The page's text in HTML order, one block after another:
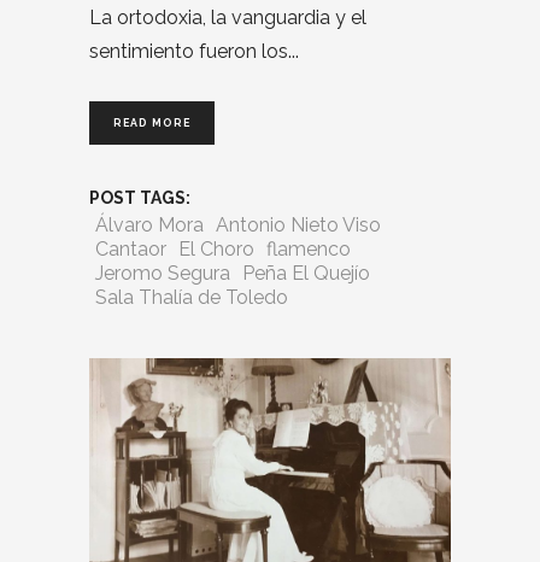
La ortodoxia, la vanguardia y el
sentimiento fueron los
READ MORE
POST TAGS:
Álvaro Mora Antonio Nieto Viso
Cantaor
El Choro flamenco
Jeromo Segura
Peña El Quejío
Sala Thalía de Toledo